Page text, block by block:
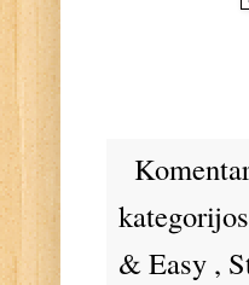
& Easy ,